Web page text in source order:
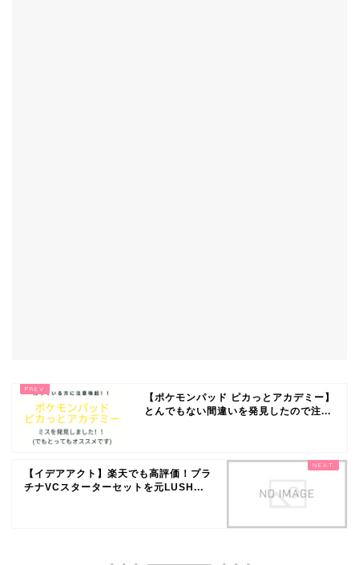
【ポケモンパッド ピカっとアカデミー】
とんでもない間違いを発見したので注...
【イデアアクト】楽天でも高評価！プラ
チナVCスターターセットを元LUSH...